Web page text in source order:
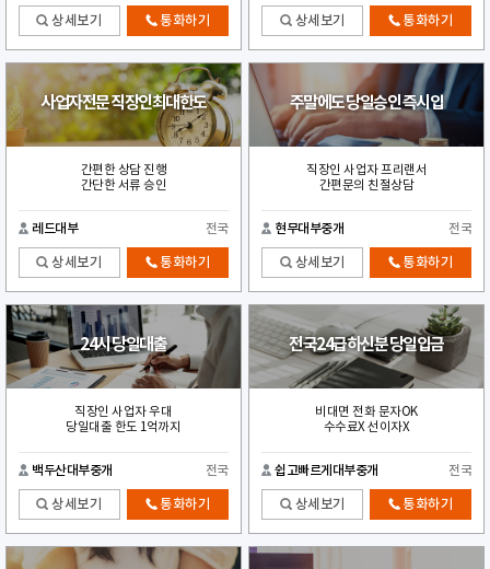
상세보기 통화하기 상세보기 통화하기
사업자전문 직장인최대한도
간편한 상담 진행
간단한 서류 승인
레드대부 전국
상세보기 통화하기
주말에도 당일승인 즉시입
직장인 사업자 프리랜서
간편문의 친절상담
현무대부중개 전국
상세보기 통화하기
24시 당일대출
직장인 사업자 우대
당일대출 한도 1억까지
백두산대부중개 전국
상세보기 통화하기
전국24급하신분 당일입금
비대면 전화 문자OK
수수료X 선이자X
쉽고빠르게대부중개 전국
상세보기 통화하기